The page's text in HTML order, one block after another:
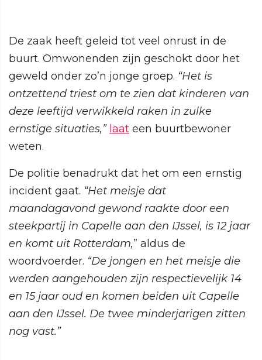
De zaak heeft geleid tot veel onrust in de
buurt. Omwonenden zijn geschokt door het
geweld onder zo’n jonge groep. “Het is
ontzettend triest om te zien dat kinderen van
deze leeftijd verwikkeld raken in zulke
ernstige situaties,” laat een buurtbewoner
weten.
De politie benadrukt dat het om een ernstig
incident gaat. “Het meisje dat
maandagavond gewond raakte door een
steekpartij in Capelle aan den IJssel, is 12 jaar
en komt uit Rotterdam,” aldus de
woordvoerder. “De jongen en het meisje die
werden aangehouden zijn respectievelijk 14
en 15 jaar oud en komen beiden uit Capelle
aan den IJssel. De twee minderjarigen zitten
nog vast.”